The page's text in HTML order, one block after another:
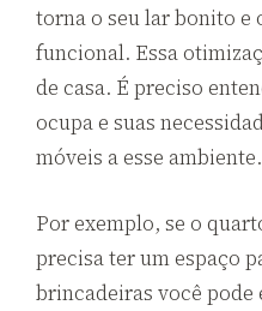
torna o seu lar bonito e
funcional. Essa
de casa. É preciso
ocupa e suas
móveis a esse ambiente.
Por exemplo, se o
precisa ter um espaço
brincadeiras você